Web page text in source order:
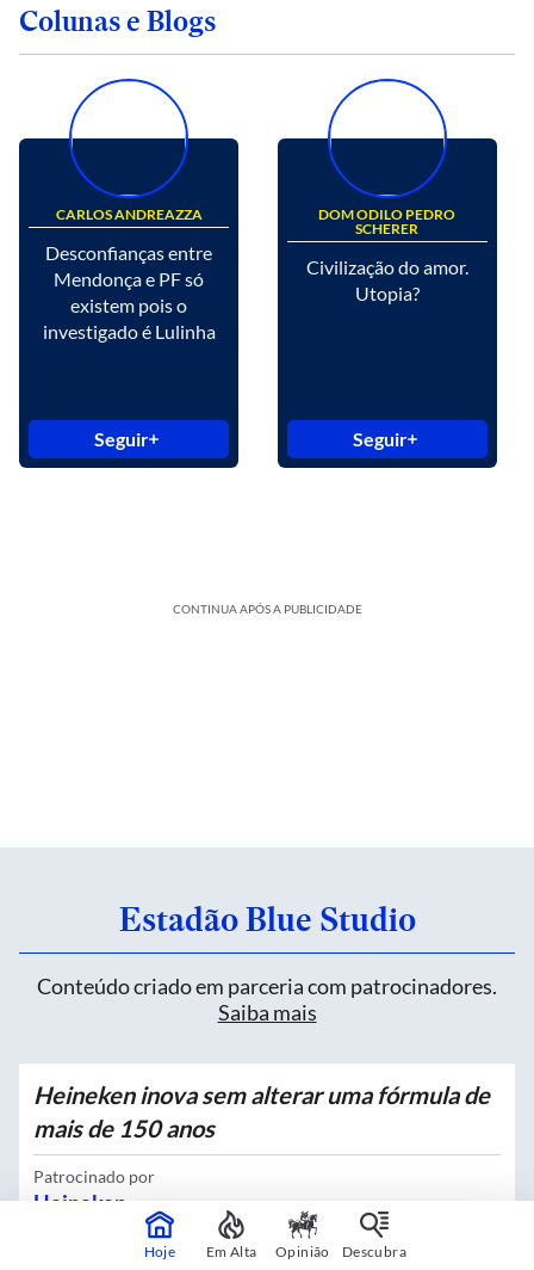
Colunas e Blogs
CARLOS ANDREAZZA
Desconfianças entre
Mendonça e PF só
existem pois o
investigado é Lulinha
Seguir
DOM ODILO PEDRO
SCHERER
Civilização do amor.
Utopia?
Seguir
CONTINUA APÓS A PUBLICIDADE
Estadão Blue Studio
Conteúdo criado em parceria com patrocinadores.
Saiba mais
Heineken inova sem alterar uma fórmula de
mais de 150 anos
Patrocinado por
Heineken
Hoje Em Alta Opinião Descubra